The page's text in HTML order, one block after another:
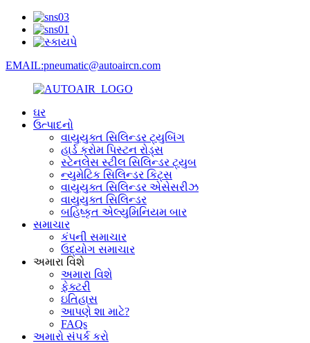
EMAIL:pneumatic@autoaircn.com
ઘર
ઉત્પાદનો
વાયુયુક્ત સિલિન્ડર ટ્યુબિંગ
હાર્ડ ક્રોમ પિસ્ટન રોડ્સ
સ્ટેનલેસ સ્ટીલ સિલિન્ડર ટ્યુબ
ન્યુમેટિક સિલિન્ડર કિટ્સ
વાયુયુક્ત સિલિન્ડર એસેસરીઝ
વાયુયુક્ત સિલિન્ડર
બહિષ્કૃત એલ્યુમિનિયમ બાર
સમાચાર
કંપની સમાચાર
ઉદ્યોગ સમાચાર
અમારા વિશે
અમારા વિશે
ફેક્ટરી
ઇતિહાસ
આપણે શા માટે?
FAQs
અમારો સંપર્ક કરો